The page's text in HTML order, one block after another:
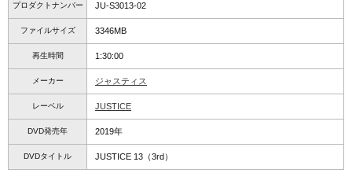
プロダクトナンバー JU-S3013-02
ファイルサイズ 3346MB
再生時間 1:30:00
メーカー ジャスティス
レーベル JUSTICE
DVD発売年 2019年
DVDタイトル JUSTICE 13（3rd）